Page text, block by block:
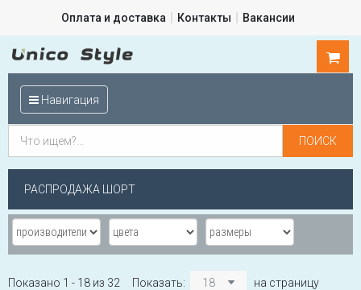
Оплата и доставка Контакты Вакансии
Навигация
РАСПРОДАЖА ШОРТ
Показано 1 - 18 из 32 Показать: 18 на страницу